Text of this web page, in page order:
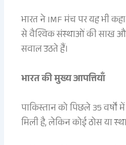
भारत ने IMF मंच पर यह भी
से वैश्विक संस्थाओं की साख और
सवाल उठते हैं।
भारत की मुख्य आपत्तियाँ
पाकिस्तान को पिछले 35 वर्षों
मिली है, लेकिन कोई ठोस या